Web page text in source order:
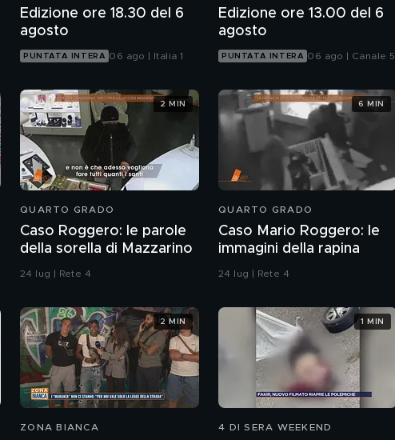
Edizione ore 18.30 del 6
agosto
PUNTATA INTERA 06 ago | Italia 1
Edizione ore 13.00 del 6
agosto
PUNTATA INTERA 06 ago | Canale 5
QUARTO GRADO
Caso Roggero: le parole
della sorella di Mazzarino
24 lug | Rete 4
2 MIN
QUARTO GRADO
Caso Mario Roggero: le
immagini della rapina
24 lug | Rete 4
6 MIN
ZONA BIANCA
2 MIN
4 DI SERA WEEKEND
1 MIN